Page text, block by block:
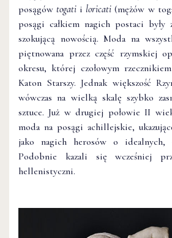
posągówtogati i loricati (mężów w
posągi całkiem nagich postaci były
szokującą nowością. Moda na
piętnowana przez część rzymskiej
okresu, której czołowym
Katon Starszy. Jednak większość
wówczas na wielką skalę szybko
sztuce. Już w drugiej połowie II
moda na posągi achillejskie,
jako nagich herosów o idealnych,
Podobnie kazali się wcześniej
hellenistyczni.